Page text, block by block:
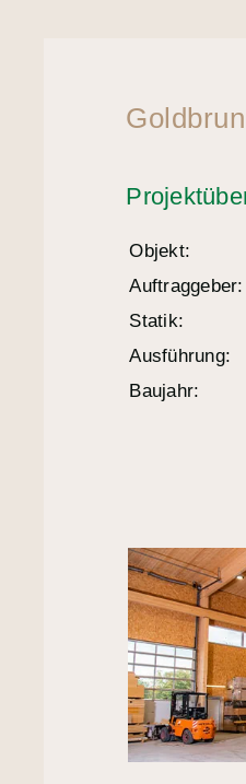
Objekt:
Auftraggeber:
Statik:
Ausführung:
Baujahr: